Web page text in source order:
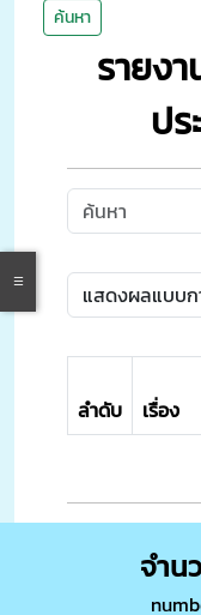
ค้นหา
รายง
ป
ลำดับ เรื่อง
จำน